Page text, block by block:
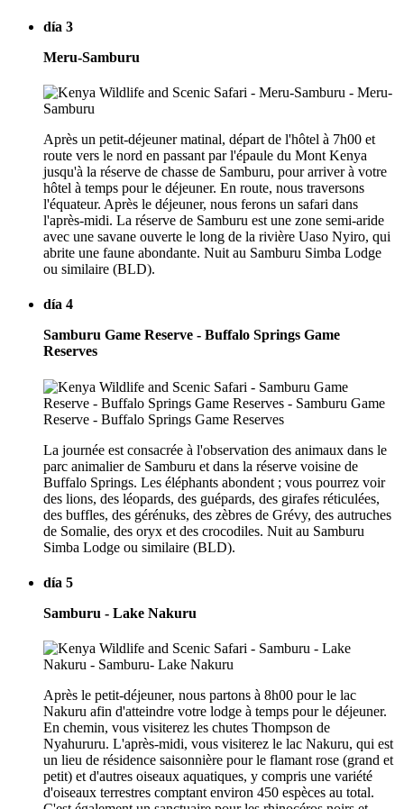
día 3
Meru-Samburu
Après un petit-déjeuner matinal, départ de l'hôtel à 7h00 et
route vers le nord en passant par l'épaule du Mont Kenya
jusqu'à la réserve de chasse de Samburu, pour arriver à votre
hôtel à temps pour le déjeuner. En route, nous traversons
l'équateur. Après le déjeuner, nous ferons un safari dans
l'après-midi. La réserve de Samburu est une zone semi-aride
avec une savane ouverte le long de la rivière Uaso Nyiro, qui
abrite une faune abondante. Nuit au Samburu Simba Lodge
ou similaire (BLD).
día 4
Samburu Game Reserve - Buffalo Springs Game
Reserves
La journée est consacrée à l'observation des animaux dans le
parc animalier de Samburu et dans la réserve voisine de
Buffalo Springs. Les éléphants abondent ; vous pourrez voir
des lions, des léopards, des guépards, des girafes réticulées,
des buffles, des gérénuks, des zèbres de Grévy, des autruches
de Somalie, des oryx et des crocodiles. Nuit au Samburu
Simba Lodge ou similaire (BLD).
día 5
Samburu - Lake Nakuru
Après le petit-déjeuner, nous partons à 8h00 pour le lac
Nakuru afin d'atteindre votre lodge à temps pour le déjeuner.
En chemin, vous visiterez les chutes Thompson de
Nyahururu. L'après-midi, vous visiterez le lac Nakuru, qui est
un lieu de résidence saisonnière pour le flamant rose (grand et
petit) et d'autres oiseaux aquatiques, y compris une variété
d'oiseaux terrestres comptant environ 450 espèces au total.